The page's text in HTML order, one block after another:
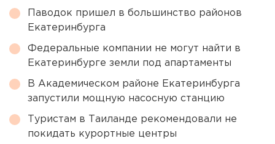
Паводок пришел в большинство районов
Екатеринбурга
Федеральные компании не могут найти в
Екатеринбурге земли под апартаменты
В Академическом районе Екатеринбурга
запустили мощную насосную станцию
Туристам в Таиланде рекомендовали не
покидать курортные центры